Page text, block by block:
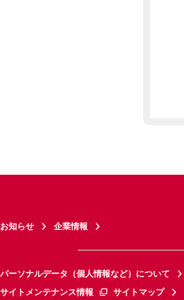
お知らせ 企業情報
パーソナルデータ（個人情報など）について
サイトメンテナンス情報
サイトマップ